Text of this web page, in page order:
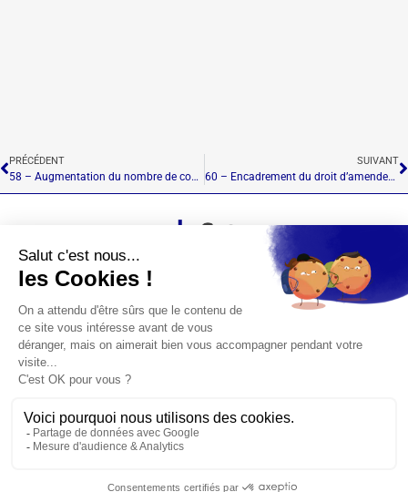
PRÉCÉDENT
58 – Augmentation du nombre de commissions
SUIVANT
60 – Encadrement du droit d’amendement du Gouvernement
LE GRÉCI
PHOTOS